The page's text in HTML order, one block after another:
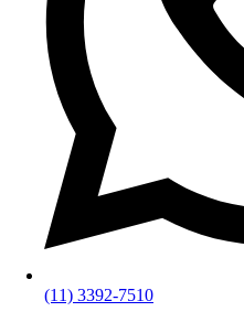
(11) 3392-7510